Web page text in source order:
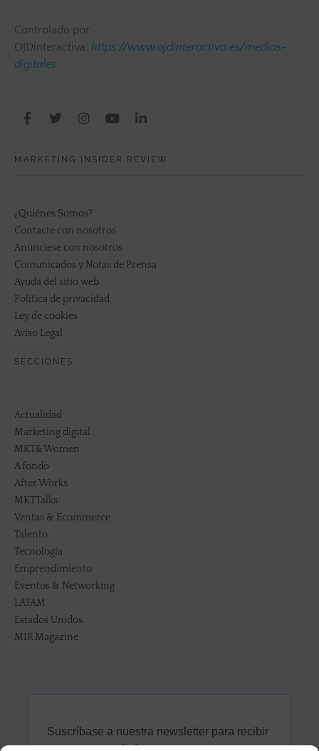
Controlado por
OJDinteractiva: https://www.ojdinteractiva.es/medios-
digitales
MARKETING INSIDER REVIEW
¿Quiénes Somos?
Contacte con nosotros
Anúnciese con nosotros
Comunicados y Notas de Prensa
Ayuda del sitio web
Política de privacidad
Ley de cookies
Aviso Legal
SECCIONES
Actualidad
Marketing digital
MKT&Women
A fondo
After Works
MKTTalks
Ventas & Ecommerce
Talento
Tecnología
Emprendimiento
Eventos & Networking
LATAM
Estados Unidos
MIR Magazine